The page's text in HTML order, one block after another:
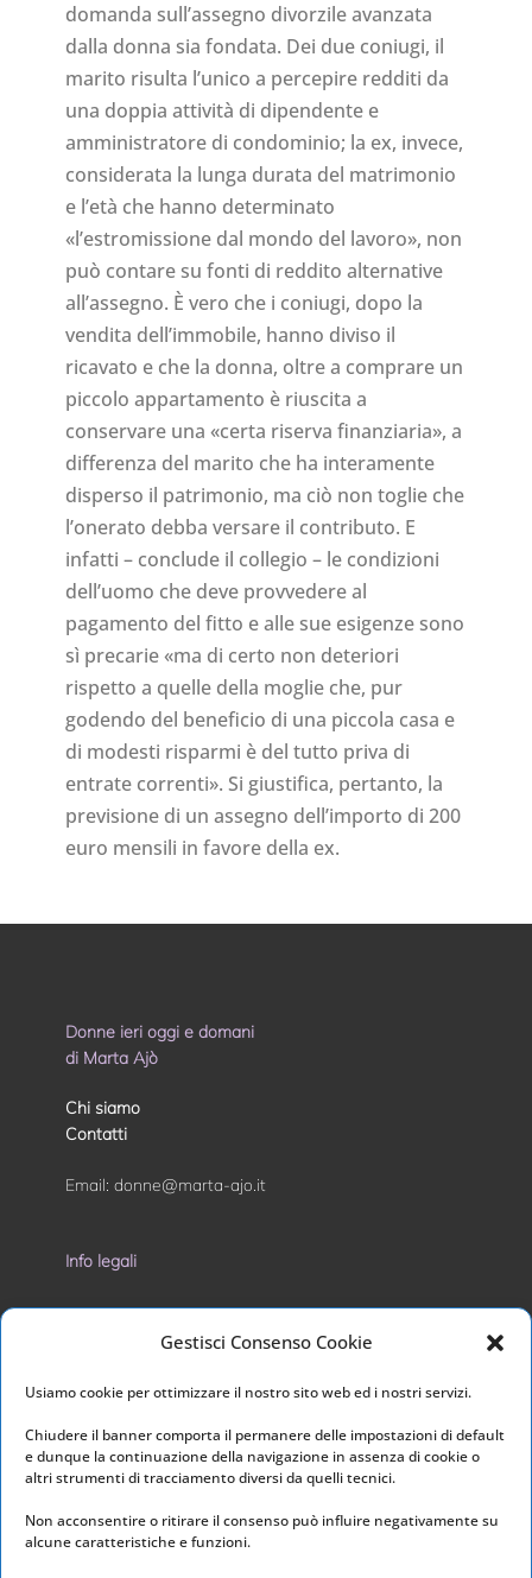
Gestisci Consenso Cookie
Usiamo cookie per ottimizzare il nostro sito web ed i nostri servizi.
Chiudere il banner comporta il permanere delle impostazioni di default
e dunque la continuazione della navigazione in assenza di cookie o
altri strumenti di tracciamento diversi da quelli tecnici.
Non acconsentire o ritirare il consenso può influire negativamente su
alcune caratteristiche e funzioni.
domanda sull’assegno divorzile avanzata
dalla donna sia fondata. Dei due coniugi, il
marito risulta l’unico a percepire redditi da
una doppia attività di dipendente e
amministratore di condominio; la ex, invece,
considerata la lunga durata del matrimonio
e l’età che hanno determinato
«l’estromissione dal mondo del lavoro», non
può contare su fonti di reddito alternative
all’assegno. È vero che i coniugi, dopo la
vendita dell’immobile, hanno diviso il
ricavato e che la donna, oltre a comprare un
piccolo appartamento è riuscita a
conservare una «certa riserva finanziaria», a
differenza del marito che ha interamente
disperso il patrimonio, ma ciò non toglie che
l’onerato debba versare il contributo. E
infatti – conclude il collegio – le condizioni
dell’uomo che deve provvedere al
pagamento del fitto e alle sue esigenze sono
sì precarie «ma di certo non deteriori
rispetto a quelle della moglie che, pur
godendo del beneficio di una piccola casa e
di modesti risparmi è del tutto priva di
entrate correnti». Si giustifica, pertanto, la
previsione di un assegno dell’importo di 200
euro mensili in favore della ex.
Donne ieri oggi e domani
di Marta Ajò
Chi siamo
Contatti
Email: donne@marta-ajo.it
Info legali
Privacy Policy
Cookie Policy